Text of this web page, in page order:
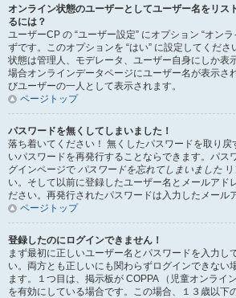
オンライン状態のユーザーとしてユーザー名をリス
るには？
ユーザーCP の “ユーザー設定” にオプション “オン
ずです。このオプションを “はい” に設定してくだ
状態は管理人、モデレータ、ユーザー自身にしか表
場合オンラインデータページにユーザー名が表示さ
びユーザーの一人として表示されます。
ページトップ
パスワードを無くしてしまいました！
落ち着いてください！ 無くしたパスワードを取り戻
いパスワードを再発行することならできます。パス
グインページで パスワードを忘れてしまいました
い。そして以前に登録したユーザー名とメールアド
ださい。再発行されたパスワードは入力したメール
ページトップ
登録したのにログインできません！
まず最初に正しいユーザー名とパスワードを入力し
い。両方とも正しいにも関わらずログインできない
ます。１つ目は、掲示板が COPPA （児童オンライ
を有効にしている場合です。この場合、１３歳以下